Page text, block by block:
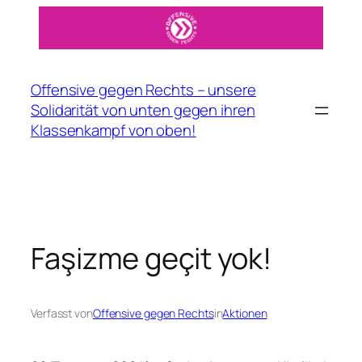
springen
Offensive gegen Rechts – unsere
Solidarität von unten gegen ihren
Klassenkampf von oben!
Faşizme geçit yok!
Verfasst vonOffensive gegen RechtsinAktionen